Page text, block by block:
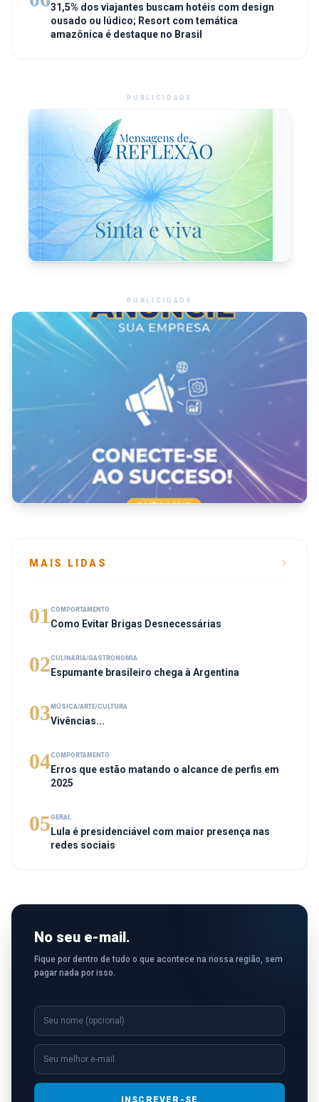
31,5% dos viajantes buscam hotéis com design
ousado ou lúdico; Resort com temática
amazônica é destaque no Brasil
PUBLICIDADE
PUBLICIDADE
MAIS LIDAS
01 COMPORTAMENTO
Como Evitar Brigas Desnecessárias
02CULINÁRIA/GASTRONOMIA
Espumante brasileiro chega à Argentina
03 MÚSICA/ARTE/CULTURA
Vivências...
04COMPORTAMENTO
Erros que estão matando o alcance de perfis em
2025
05GERAL
Lula é presidenciável com maior presença nas
redes sociais
No seu e-mail.
Fique por dentro de tudo o que acontece na nossa região, sem
pagar nada por isso.
INSCREVER-SE